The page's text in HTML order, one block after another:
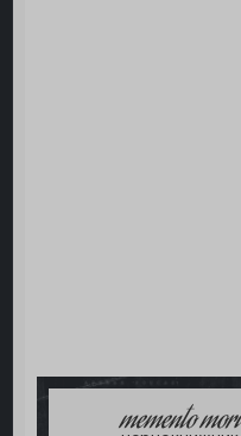
memento mori